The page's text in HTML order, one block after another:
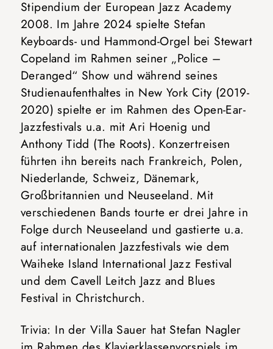
Stipendium der European Jazz Academy
2008. Im Jahre 2024 spielte Stefan
Keyboards- und Hammond-Orgel bei Stewart
Copeland im Rahmen seiner „Police –
Deranged“ Show und während seines
Studienaufenthaltes in New York City (2019-
2020) spielte er im Rahmen des Open-Ear-
Jazzfestivals u.a. mit Ari Hoenig und
Anthony Tidd (The Roots). Konzertreisen
führten ihn bereits nach Frankreich, Polen,
Niederlande, Schweiz, Dänemark,
Großbritannien und Neuseeland. Mit
verschiedenen Bands tourte er drei Jahre in
Folge durch Neuseeland und gastierte u.a.
auf internationalen Jazzfestivals wie dem
Waiheke Island International Jazz Festival
und dem Cavell Leitch Jazz and Blues
Festival in Christchurch.
Trivia: In der Villa Sauer hat Stefan Nagler